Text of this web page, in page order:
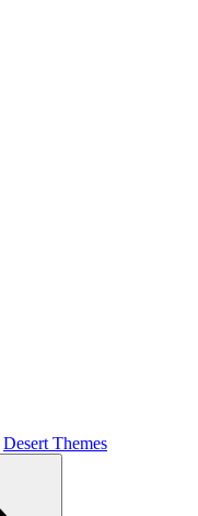
Desert Themes